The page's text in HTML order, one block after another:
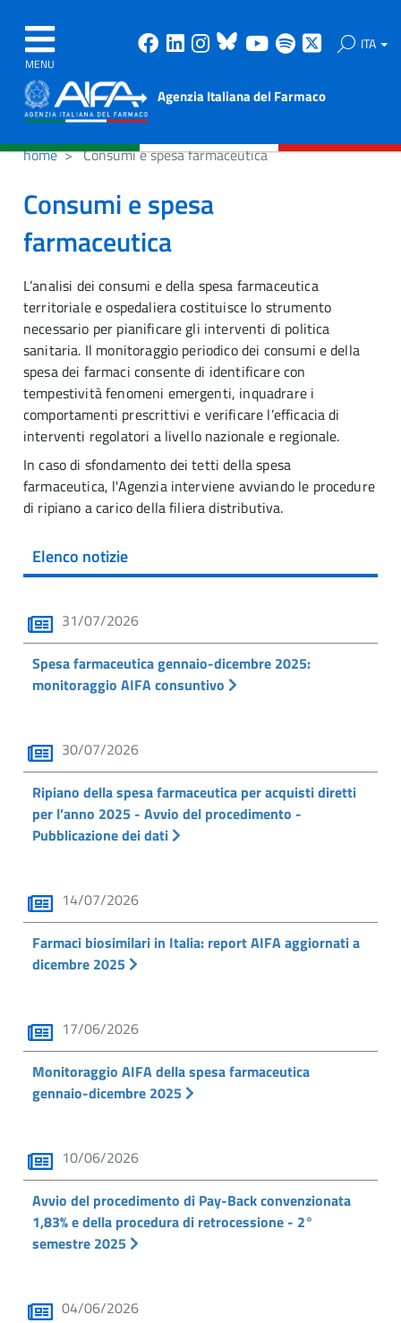
MENU
Facebook
Linkedin
Instagram
Bluesky
Youtube
Spotify ITA
Agenzia Italiana del Farmaco
home Consumi e spesa farmaceutica
Consumi e spesa
farmaceutica
L’analisi dei consumi e della spesa farmaceutica
territoriale e ospedaliera costituisce lo strumento
necessario per pianificare gli interventi di politica
sanitaria. Il monitoraggio periodico dei consumi e della
spesa dei farmaci consente di identificare con
tempestività fenomeni emergenti, inquadrare i
comportamenti prescrittivi e verificare l’efficacia di
interventi regolatori a livello nazionale e regionale.
In caso di sfondamento dei tetti della spesa
farmaceutica, l'Agenzia interviene avviando le procedure
di ripiano a carico della filiera distributiva.
Elenco notizie
31/07/2026
Spesa farmaceutica gennaio-dicembre 2025:
monitoraggio AIFA consuntivo
30/07/2026
Ripiano della spesa farmaceutica per acquisti diretti
per l’anno 2025 - Avvio del procedimento -
Pubblicazione dei dati
14/07/2026
Farmaci biosimilari in Italia: report AIFA aggiornati a
dicembre 2025
17/06/2026
Monitoraggio AIFA della spesa farmaceutica
gennaio-dicembre 2025
10/06/2026
Avvio del procedimento di Pay-Back convenzionata
1,83% e della procedura di retrocessione - 2°
semestre 2025
04/06/2026